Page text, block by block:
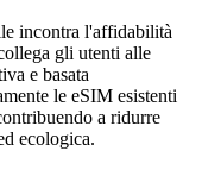
incontra l'affidabilità
gli utenti alle
e basata
le eSIM esistenti
a ridurre
ecologica.